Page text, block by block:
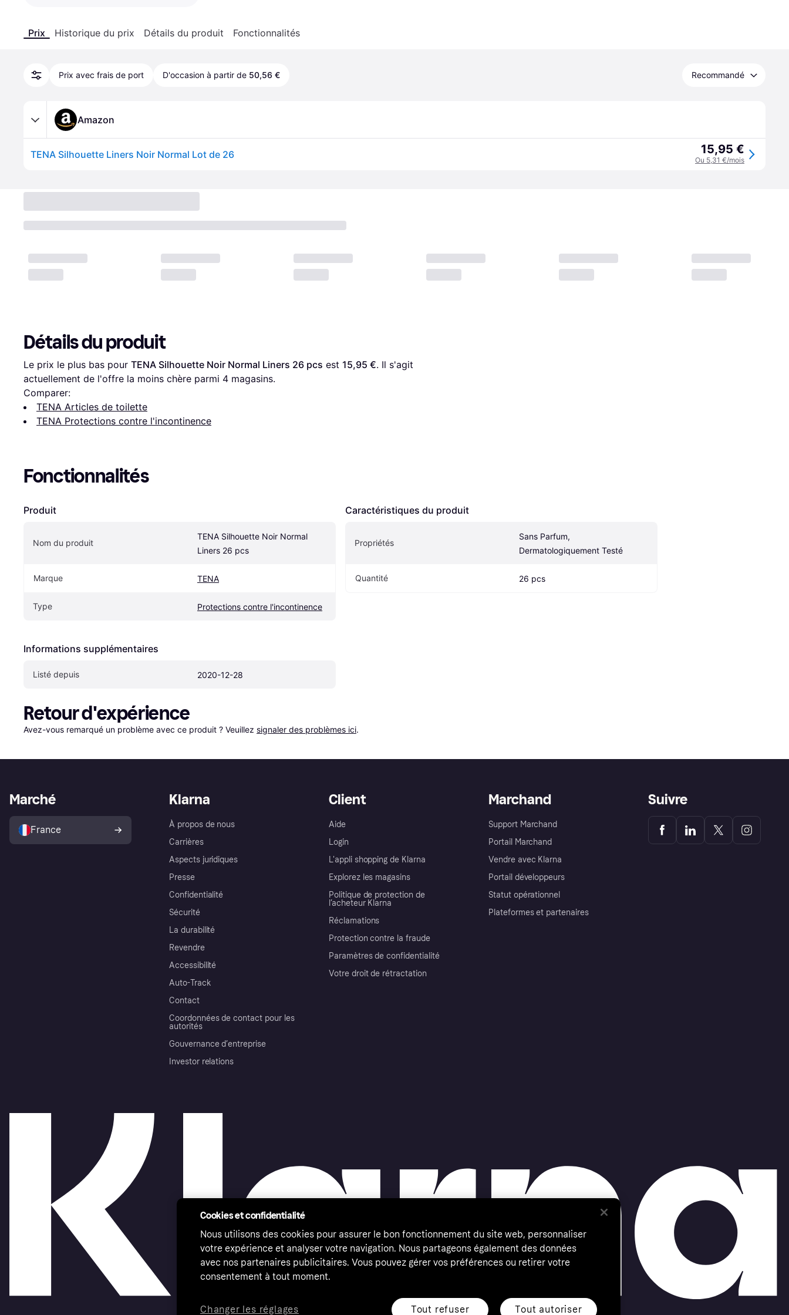
Prix Historique du prix Détails du produit Fonctionnalités
Prix avec frais de port D'occasion à partir de 50,56 € Recommandé
Amazon
TENA Silhouette Liners Noir Normal Lot de 26 15,95 €
Ou 5,31 €/mois
Détails du produit
Le prix le plus bas pour TENA Silhouette Noir Normal Liners 26 pcs est 15,95 €. Il s'agit
actuellement de l'offre la moins chère parmi 4 magasins.
Comparer:
TENA Articles de toilette
TENA Protections contre l'incontinence
Fonctionnalités
Produit
Nom du produit
TENA Silhouette Noir Normal
Liners 26 pcs
Marque TENA
Type Protections contre l'incontinence
Informations supplémentaires
Listé depuis 2020-12-28
Caractéristiques du produit
Propriétés
Sans Parfum,
Dermatologiquement Testé
Quantité 26 pcs
Retour d'expérience
Avez-vous remarqué un problème avec ce produit ? Veuillez signaler des problèmes ici.
Klarna
À propos de nous
Carrières
Aspects juridiques
Presse
Confidentialité
Sécurité
La durabilité
Revendre
Accessibilité
Auto-Track
Contact
Coordonnées de contact pour les
autorités
Gouvernance d’entreprise
Investor relations
Client
Aide
Login
L'appli shopping de Klarna
Explorez les magasins
Politique de protection de
l’acheteur Klarna
Réclamations
Protection contre la fraude
Paramètres de confidentialité
Votre droit de rétractation
Marchand
Support Marchand
Portail Marchand
Vendre avec Klarna
Portail développeurs
Statut opérationnel
Plateformes et partenaires
Marché
France
Suivre
Cookies et confidentialité
Nous utilisons des cookies pour assurer le bon fonctionnement du site web, personnaliser
votre expérience et analyser votre navigation. Nous partageons également des données
avec nos partenaires publicitaires. Vous pouvez gérer vos préférences ou retirer votre
consentement à tout moment.
Tout refuser Tout autoriser
Changer les réglages